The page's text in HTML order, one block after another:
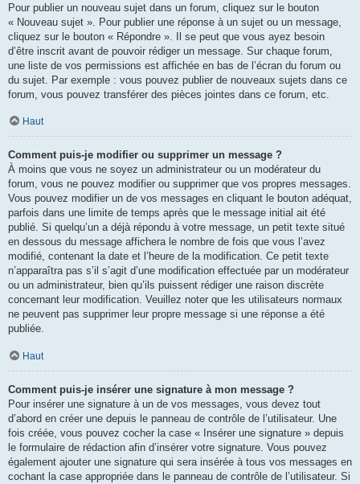
Pour publier un nouveau sujet dans un forum, cliquez sur le bouton
« Nouveau sujet ». Pour publier une réponse à un sujet ou un message,
cliquez sur le bouton « Répondre ». Il se peut que vous ayez besoin
d’être inscrit avant de pouvoir rédiger un message. Sur chaque forum,
une liste de vos permissions est affichée en bas de l’écran du forum ou
du sujet. Par exemple : vous pouvez publier de nouveaux sujets dans ce
forum, vous pouvez transférer des pièces jointes dans ce forum, etc.
Haut
Comment puis-je modifier ou supprimer un message ?
À moins que vous ne soyez un administrateur ou un modérateur du
forum, vous ne pouvez modifier ou supprimer que vos propres messages.
Vous pouvez modifier un de vos messages en cliquant le bouton adéquat,
parfois dans une limite de temps après que le message initial ait été
publié. Si quelqu’un a déjà répondu à votre message, un petit texte situé
en dessous du message affichera le nombre de fois que vous l’avez
modifié, contenant la date et l’heure de la modification. Ce petit texte
n’apparaîtra pas s’il s’agit d’une modification effectuée par un modérateur
ou un administrateur, bien qu’ils puissent rédiger une raison discrète
concernant leur modification. Veuillez noter que les utilisateurs normaux
ne peuvent pas supprimer leur propre message si une réponse a été
publiée.
Haut
Comment puis-je insérer une signature à mon message ?
Pour insérer une signature à un de vos messages, vous devez tout
d’abord en créer une depuis le panneau de contrôle de l’utilisateur. Une
fois créée, vous pouvez cocher la case « Insérer une signature » depuis
le formulaire de rédaction afin d’insérer votre signature. Vous pouvez
également ajouter une signature qui sera insérée à tous vos messages en
cochant la case appropriée dans le panneau de contrôle de l’utilisateur. Si